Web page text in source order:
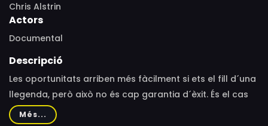
Chris Alstrin
Actors
Documental
Descripció
Les oportunitats arriben més fàcilment si ets el fill d´una
llegenda, però això no és cap garantia d´èxit. És el cas
de Jess Roskelley, fill del llegendari John Roskelley, l'únic
Més...